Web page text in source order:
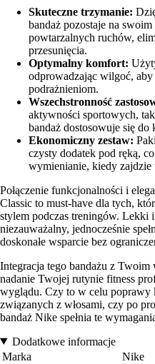
Skuteczne trzymanie:
bandaż pozostaje na
powtarzalnych ruchów,
przesunięcia.
Optymalny komfort:
odprowadzając wilgoć,
podrażnieniom.
Wszechstronność
aktywności sportowych,
bandaż dostosowuje się
Ekonomiczny zestaw:
czysty dodatek pod ręką,
wymienianie, kiedy zajdzie
Połączenie funkcjonalności i
Classic to must-have dla tych,
stylem podczas treningów. Lekki
niezauważalny, jednocześnie
doskonałe wsparcie bez
Integracja tego bandażu z
nadanie Twojej rutynie fitness
wyglądu. Czy to w celu poprawy
związanych z włosami, czy po
bandaż Nike spełnia te
Dodatkowe informacje
Marka
Nike